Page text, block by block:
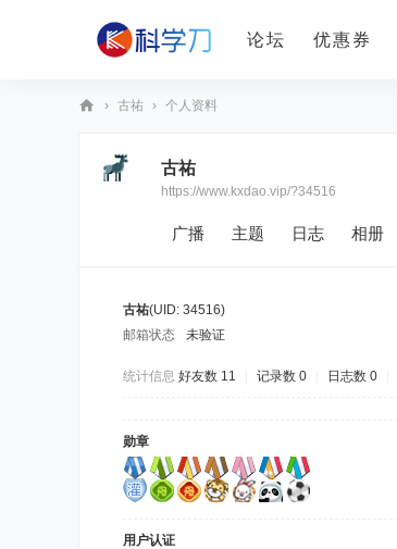
论坛 优惠券
› 古祐 › 个人资料
古祐
https://www.kxdao.vip/?34516
广播 主题 日志 相册
古祐(UID: 34516)
邮箱状态
未验证
统计信息 好友数 11 记录数 0 日志数 0
勋章
用户认证